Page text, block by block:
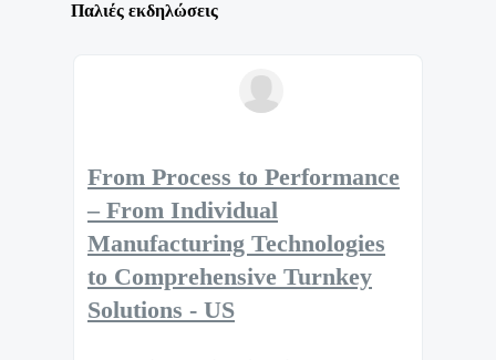
Παλιές εκδηλώσεις
From Process to Performance
– From Individual
Manufacturing Technologies
to Comprehensive Turnkey
Solutions - US